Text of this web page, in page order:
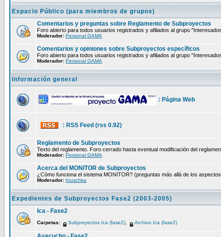
Espacio Público (para miembros de grupos)
Comentarios y preguntas sobre Reglamento de Subproyectos
Foro abierto para todos usuarios registrados y afiliados al grupo
Moderador: Personal GAMA
Comentarios y opiniones sobre Subproyectos específicos
Foro abierto para todos usuarios registrados y afiliados al grupo
Moderador: Personal GAMA
Información general
: Página Web
: RSS Feed (rss 0.92)
Reglamento de Subproyectos
Texto del reglamento. Foro cerrado hasta eventual modificación del
Moderador: Personal GAMA
Acerca del MONITOR de Subproyectos
¿Cómo funciona el sistema MONITOR? (preguntas más allá de los
Moderador: hruschka
Expedientes de Subproyectos Fase2 (2003-2005)
Ica - Fase2
Carpetas: Subproyectos Ica (fase2) Archivo Ica (fase2)